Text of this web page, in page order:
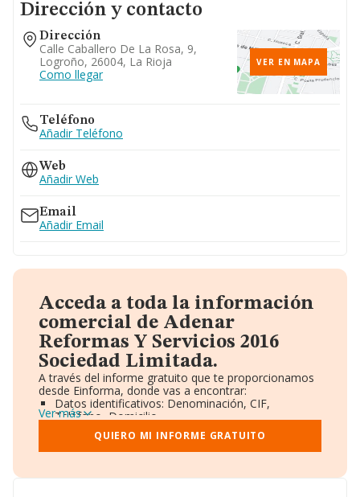
Dirección y contacto
Dirección
Calle Caballero De La Rosa, 9,
Logroño, 26004, La Rioja
Como llegar
VER EN MAPA
Teléfono
Añadir Teléfono
Web
Añadir Web
Email
Añadir Email
Acceda a toda la información
comercial de Adenar
Reformas Y Servicios 2016
Sociedad Limitada.
A través del informe gratuito que te proporcionamos
desde Einforma, donde vas a encontrar:
Datos identificativos: Denominación, CIF,
Teléfono, Domicilio.
Informe Mercantil Completo (BORME).
Gráficos de Evolución Ventas y Empleados.
Consejo de Administración y Administradores.
Accionistas.
Ver más
QUIERO MI INFORME GRATUITO